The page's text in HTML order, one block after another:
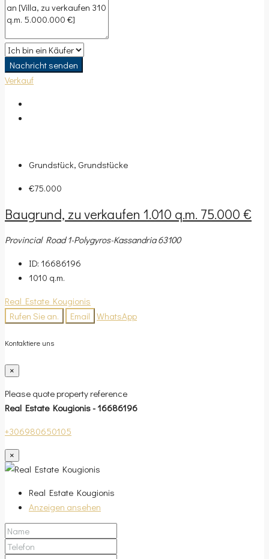
Nachricht senden
Verkauf
Grundstück, Grundstücke
€75.000
Baugrund, zu verkaufen 1.010 q.m. 75.000 €
Provincial Road 1-Polygyros-Kassandria 63100
ID: 16686196
1010 q.m.
Real Estate Kougionis
Rufen Sie an.
Email WhatsApp
Kontaktiere uns
×
Please quote property reference
Real Estate Kougionis - 16686196
+306980650105
×
Real Estate Kougionis
Anzeigen ansehen